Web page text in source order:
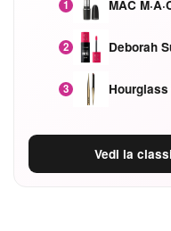
1
2 Deborah
3
Vedi la